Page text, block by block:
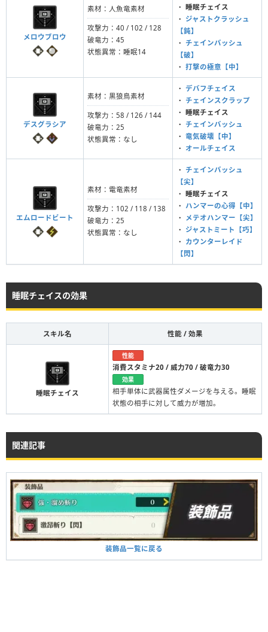
メロウブロウ
素材：人魚竜素材
攻撃力：40 / 102 / 128
破竜力：45
状態異常：睡眠14
・ 睡眠チェイス
・ ジャストクラッシュ
【鈍】
・ チェインバッシュ
【破】
・ 打撃の極意【中】
デスグラシア
素材：黒狼鳥素材
攻撃力：58 / 126 / 144
破竜力：25
状態異常：なし
・ デバフチェイス
・ チェインスクラップ
・ 睡眠チェイス
・ チェインバッシュ
・ 竜気破壊【中】
・ オールチェイス
エムロードビート
素材：電竜素材
攻撃力：102 / 118 / 138
破竜力：25
状態異常：なし
・ チェインバッシュ
【尖】
・ 睡眠チェイス
・ ハンマーの心得【中】
・
メテオハンマー【尖】
・ ジャストミート【巧】
・ カウンターレイド
【閃】
睡眠チェイスの効果
スキル名 性能 / 効果
睡眠チェイス
性能
消費スタミナ20 / 威力70 / 破竜力30
効果
相手単体に武器属性ダメージを与える。睡眠
状態の相手に対して威力が増加。
関連記事
装飾品一覧に戻る